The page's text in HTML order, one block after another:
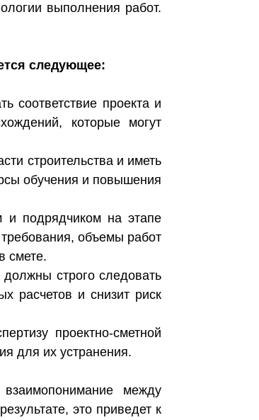
выполнения работ.
следующее:
соответствие проекта и
которые могут
строительства и иметь
обучения и повышения
и подрядчиком на этапе
объемы работ
смете.
строго следовать
расчетов и снизит риск
проектно-сметной
для их устранения.
между
это приведет к